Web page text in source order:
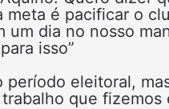
meta é pacificar o
um dia no nosso
isso”
eleitoral,
que fizemos